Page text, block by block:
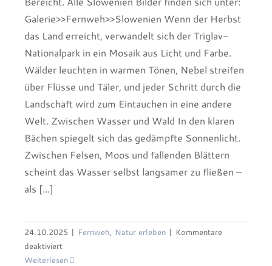
Galerie>>Fernweh>>Slowenien Wenn der Herbst
das Land erreicht, verwandelt sich der Triglav-
Nationalpark in ein Mosaik aus Licht und Farbe.
Wälder leuchten in warmen Tönen, Nebel streifen
über Flüsse und Täler, und jeder Schritt durch die
Landschaft wird zum Eintauchen in eine andere
Welt. Zwischen Wasser und Wald In den klaren
Bächen spiegelt sich das gedämpfte Sonnenlicht.
Zwischen Felsen, Moos und fallenden Blättern
scheint das Wasser selbst langsamer zu fließen –
als [...]
24.10.2025 | Fernweh, Natur erleben | Kommentare
deaktiviert
Slowenien
Weiterlesen